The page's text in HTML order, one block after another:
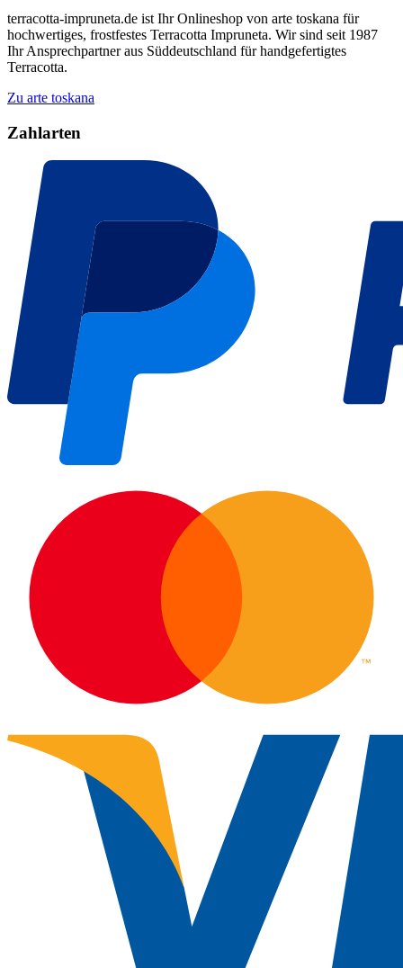
terracotta-impruneta.de ist Ihr Onlineshop von arte toskana für
hochwertiges, frostfestes Terracotta Impruneta. Wir sind seit 1987
Ihr Ansprechpartner aus Süddeutschland für handgefertigtes
Terracotta.
Zu arte toskana
Zahlarten